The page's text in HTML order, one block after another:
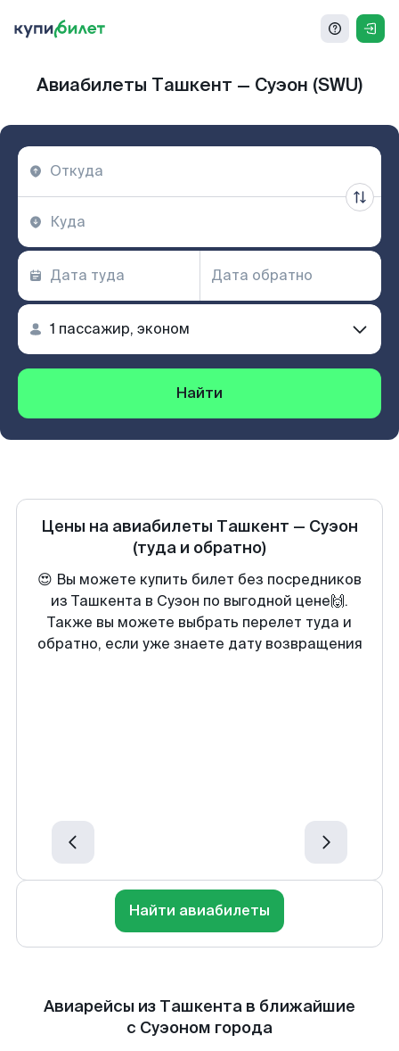
Авиабилеты Ташкент — Суэон (SWU)
Найти
Цены на авиабилеты Ташкент — Суэон
(туда и обратно)
😍 Вы можете купить билет без посредников
из Ташкента в Суэон по выгодной цене🙌.
Также вы можете выбрать перелет туда и
обратно, если уже знаете дату возвращения
Найти авиабилеты
Авиарейсы из Ташкента в ближайшие
с Суэоном города